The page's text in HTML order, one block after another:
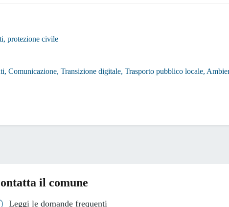
protezione civile
Comunicazione, Transizione digitale, Trasporto pubblico locale,
il comune
Leggi le domande frequenti